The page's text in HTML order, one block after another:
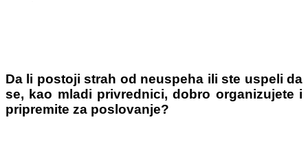
Da li postoji strah od neuspeha ili ste uspeli da
se, kao mladi privrednici, dobro organizujete i
pripremite za poslovanje?